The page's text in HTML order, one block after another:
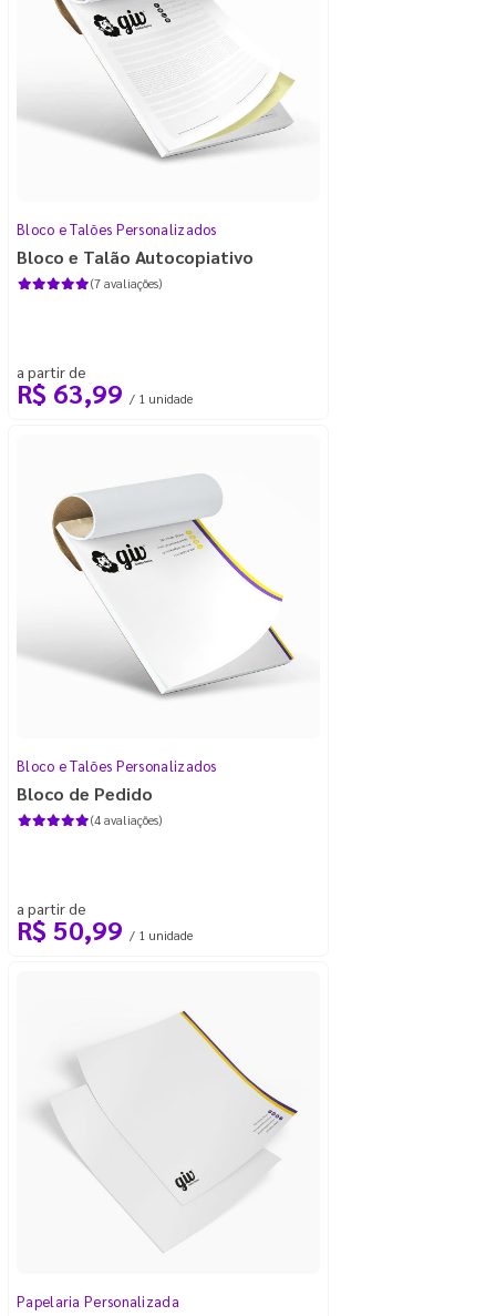
Bloco e Talões Personalizados
Bloco e Talão Autocopiativo
(7 avaliações)
a partir de
R$ 63,99 / 1 unidade
Bloco e Talões Personalizados
Bloco de Pedido
(4 avaliações)
a partir de
R$ 50,99 / 1 unidade
Papelaria Personalizada